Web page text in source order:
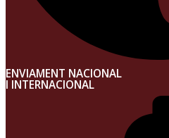
ENVIAMENT NACIONAL
I INTERNACIONAL